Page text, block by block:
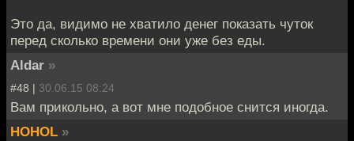
Это да, видимо не хватило денег показать чуток
перед сколько времени они уже без еды.
Aldar »
#48 | 30.06.15 08:24
Вам прикольно, а вот мне подобное снится иногда.
HOHOL »